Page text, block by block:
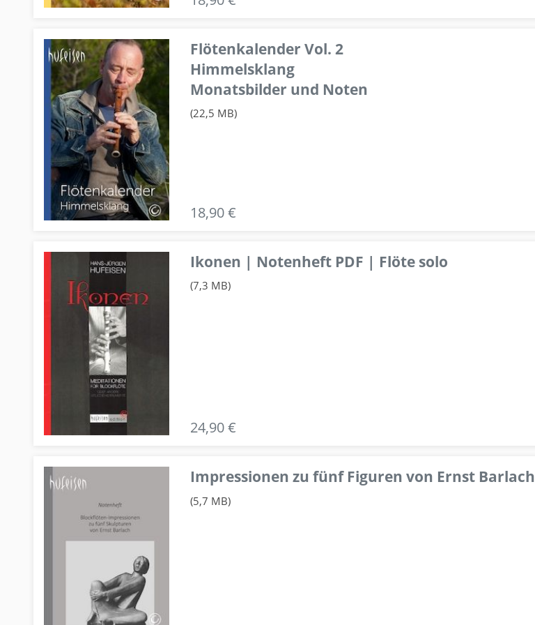
Flötenkalender Vol. 2
Himmelsklang
Monatsbilder und Noten
(22,5 MB)
18,90 €
Ikonen | Notenheft PDF | Flöte solo
(7,3 MB)
24,90 €
Impressionen zu fünf Figuren von Ernst Barlach
(5,7 MB)